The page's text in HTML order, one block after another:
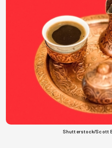
Shutterstock/Scott